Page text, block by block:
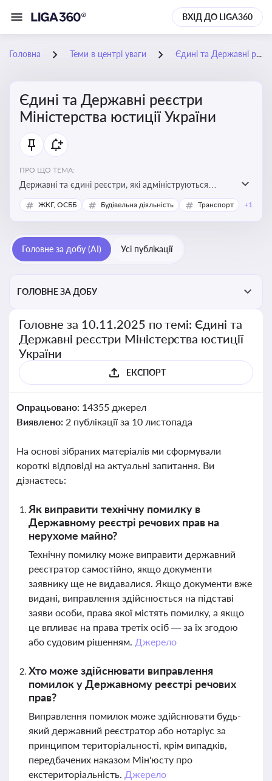
ВХІД ДО LIGA360
Головна Теми в центрі уваги Єдині та Державні реєстри Міністерства юстиції України
Єдині та Державні реєстри
Міністерства юстиції України
ПРО ЩО ТЕМА:
Державні та єдині реєстри, які адмініструються
Мінюстом України, і є ключовими інструментами для
юридичного захисту, ідентифікації прав, та
сімейних та майнових відносин
ЖКГ, ОСББ Будівельна діяльність Транспорт +1
Головне за добу (AI) Усі публікації
ГОЛОВНЕ ЗА ДОБУ
Головне за 10.11.2025 по темі: Єдині та
Державні реєстри Міністерства юстиції
України
ЕКСПОРТ
Опрацьовано: 14355 джерел
Виявлено: 2 публікації за 10 листопада
На основі зібраних матеріалів ми сформували
короткі відповіді на актуальні запитання. Ви
дізнаєтесь:
Як виправити технічну помилку в
Державному реєстрі речових прав на
нерухоме майно?
Технічну помилку може виправити державний
реєстратор самостійно, якщо документи
заявнику ще не видавалися. Якщо документи вже
видані, виправлення здійснюється на підставі
заяви особи, права якої містять помилку, а якщо
це впливає на права третіх осіб — за їх згодою
або судовим рішенням. Джерело
Хто може здійснювати виправлення
помилок у Державному реєстрі речових
прав?
Виправлення помилок може здійснювати будь-
який державний реєстратор або нотаріус за
принципом територіальності, крім випадків,
передбачених наказом Мін'юсту про
екстериторіальність. Джерело